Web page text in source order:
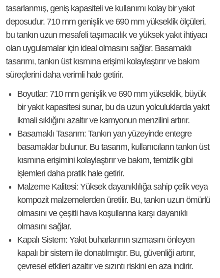
tasarlanmış, geniş kapasiteli ve kullanımı kolay bir yakıt
deposudur. 710 mm genişlik ve 690 mm yükseklik ölçüleri,
bu tankın uzun mesafeli taşımacılık ve yüksek yakıt ihtiyacı
olan uygulamalar için ideal olmasını sağlar. Basamaklı
tasarımı, tankın üst kısmına erişimi kolaylaştırır ve bakım
süreçlerini daha verimli hale getirir.
Boyutlar: 710 mm genişlik ve 690 mm yükseklik, büyük
bir yakıt kapasitesi sunar, bu da uzun yolculuklarda yakıt
ikmali sıklığını azaltır ve kamyonun menzilini artırır.
Basamaklı Tasarım: Tankın yan yüzeyinde entegre
basamaklar bulunur. Bu tasarım, kullanıcıların tankın üst
kısmına erişimini kolaylaştırır ve bakım, temizlik gibi
işlemleri daha pratik hale getirir.
Malzeme Kalitesi: Yüksek dayanıklılığa sahip çelik veya
kompozit malzemelerden üretilir. Bu, tankın uzun ömürlü
olmasını ve çeşitli hava koşullarına karşı dayanıklı
olmasını sağlar.
Kapalı Sistem: Yakıt buharlarının sızmasını önleyen
kapalı bir sistem ile donatılmıştır. Bu, güvenliği artırır,
çevresel etkileri azaltır ve sızıntı riskini en aza indirir.